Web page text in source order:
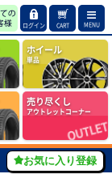
ログイン CART MENU
ホイール
単品
売り尽くし
アウトレットコーナー
お気に入り登録